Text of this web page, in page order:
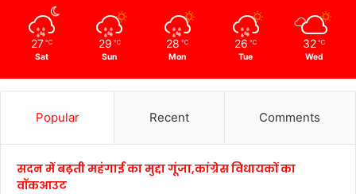
27 ℃
Sat
29 ℃
Sun
28 ℃
Mon
26 ℃
Tue
32 ℃
Wed
Popular Recent Comments
सदन में बढ़ती महंगाई का मुद्दा गूंजा,कांग्रेस विधायकों का
वॉकआउट